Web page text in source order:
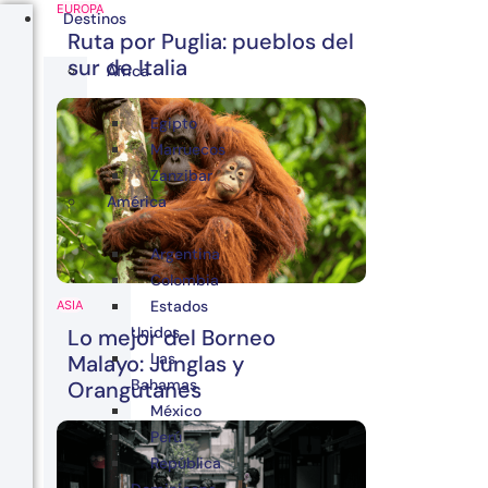
EUROPA
Ruta por Puglia: pueblos del
sur de Italia
ASIA
Lo mejor del Borneo
Malayo: Junglas y
Orangutanes
Destinos
África
Egipto
Marruecos
Zanzibar
América
Argentina
Colombia
Estados
Unidos
Las
Bahamas
México
Perú
República